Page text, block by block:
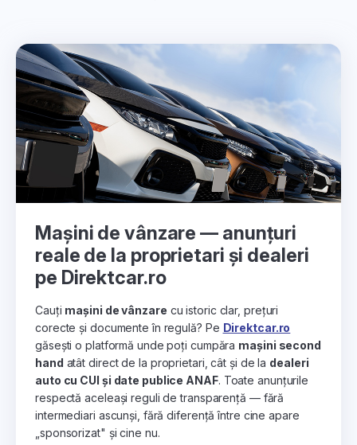
Mașini de vânzare — anunțuri
reale de la proprietari și dealeri
pe Direktcar.ro
Cauți mașini de vânzare cu istoric clar, prețuri
corecte și documente în regulă? Pe Direktcar.ro
găsești o platformă unde poți cumpăra mașini second
hand atât direct de la proprietari, cât și de la dealeri
auto cu CUI și date publice ANAF. Toate anunțurile
respectă aceleași reguli de transparență — fără
intermediari ascunși, fără diferență între cine apare
„sponsorizat" și cine nu.